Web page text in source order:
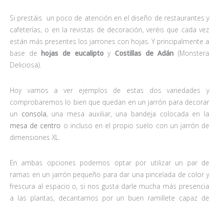
Si prestáis un poco de atención en el diseño de restaurantes y
cafeterías, o en la revistas de decoración, veréis que cada vez
están más presentes los jarrones con hojas. Y principalmente a
base dehojas de eucaliptoyCostillas de Adán (Monstera
Deliciosa).
Hoy vamos a ver ejemplos de estas dos variedades y
comprobaremos lo bien que quedan en un jarrón para decorar
un consola, una mesa auxiliar, una bandeja colocada en la
mesa de centro o incluso en el propio suelo con un jarrón de
dimensiones XL.
En ambas opciones podemos optar por utilizar un par de
ramas en un jarrón pequeño para dar una pincelada de color y
frescura al espacio o, si nos gusta darle mucha más presencia
a las plantas, decantarnos por un buen ramillete capaz de